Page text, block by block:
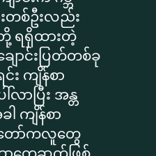
တစ်ဦးလည်း
တို့ ရရှိထားတဲ့
ောင်းပြတ်တစ်ခု
ကျိန်စာ
ာပြီး အန္တ
ကျိန်စာ
တော်ကလူတွေ